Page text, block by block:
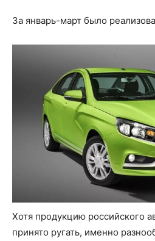
За январь-март было
Хотя продукцию российского
принято ругать, именно